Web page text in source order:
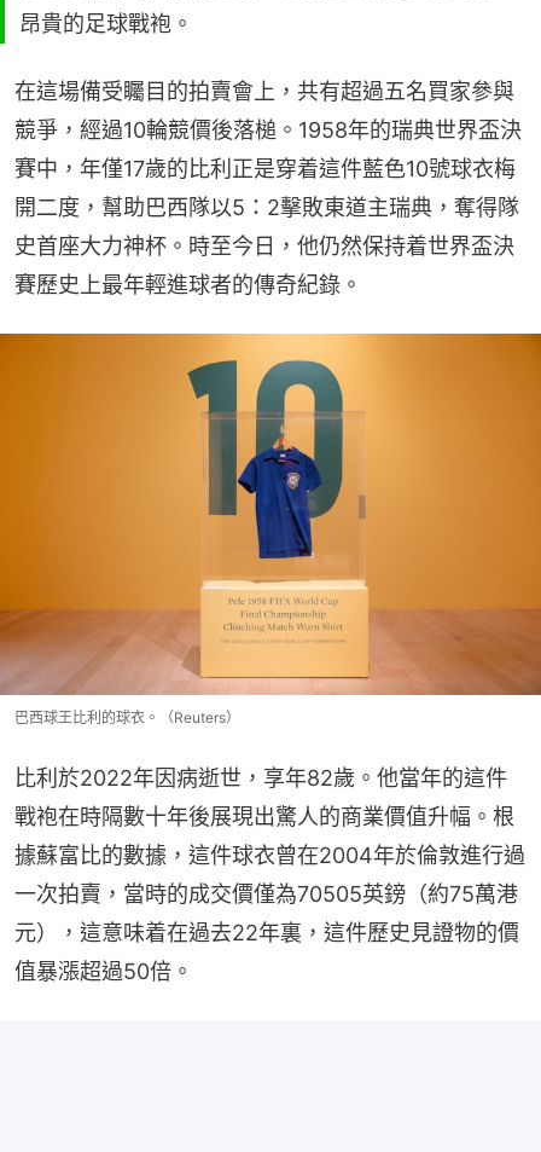
昂貴的足球戰袍。
在這場備受矚目的拍賣會上，共有超過五名買家參與
競爭，經過10輪競價後落槌。1958年的瑞典世界盃決
賽中，年僅17歲的比利正是穿着這件藍色10號球衣梅
開二度，幫助巴西隊以5：2擊敗東道主瑞典，奪得隊
史首座大力神杯。時至今日，他仍然保持着世界盃決
賽歷史上最年輕進球者的傳奇紀錄。
巴西球王比利的球衣。（Reuters）
比利於2022年因病逝世，享年82歲。他當年的這件
戰袍在時隔數十年後展現出驚人的商業價值升幅。根
據蘇富比的數據，這件球衣曾在2004年於倫敦進行過
一次拍賣，當時的成交價僅為70505英鎊（約75萬港
元），這意味着在過去22年裏，這件歷史見證物的價
值暴漲超過50倍。